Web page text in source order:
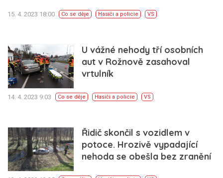
15. 4. 2023 18:00 Co se děje Hasiči a policie VS
U vážné nehody tří osobních
aut v Rožnově zasahoval
vrtulník
14. 4. 2023 9:03 Co se děje Hasiči a policie VS
Řidič skončil s vozidlem v
potoce. Hrozivě vypadající
nehoda se obešla bez zranění